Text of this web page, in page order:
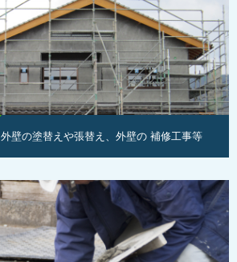
外壁の塗替えや張替え、外壁の 補修工事等